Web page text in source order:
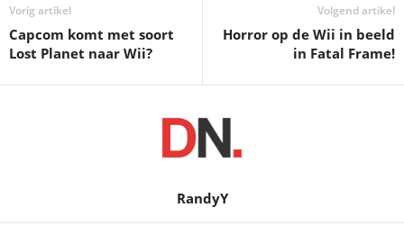
Vorig artikel
Capcom komt met soort
Lost Planet naar Wii?
Volgend artikel
Horror op de Wii in beeld
in Fatal Frame!
RandyY